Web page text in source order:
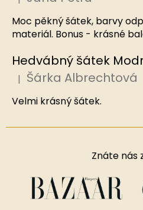
Hodnocení produktu je 5 z 5
Moc pěkný šátek, barvy
materiál. Bonus - krásné
Hodnocení produktu je 5 z 5
| Šárka Albrechtová
Velmi krásný šátek.
Znáte nás